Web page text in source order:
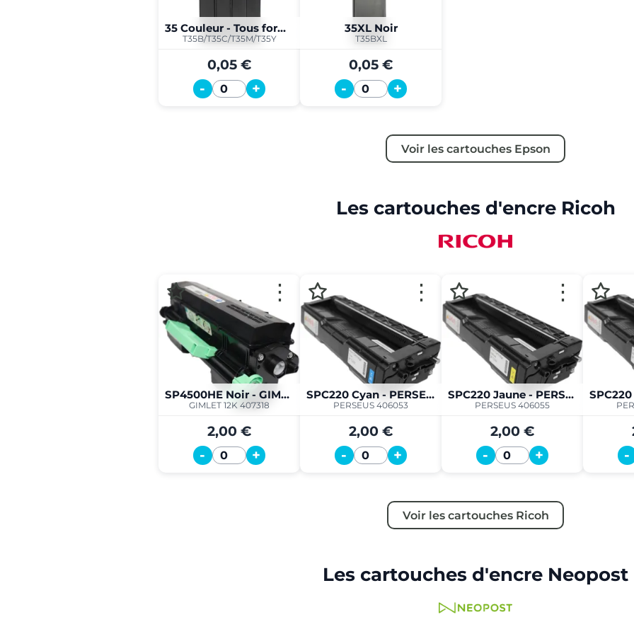
35 Couleur - Tous formats
T35B/T35C/T35M/T35Y
0,05 €
-
Quantité
+
35XL Noir
T35BXL
0,05 €
-
Quantité
+
Voir les cartouches Epson
Les cartouches d'encre Ricoh
⋮
SP4500HE Noir - GIMLET 12K
GIMLET 12K 407318
2,00 €
-
Quantité
+
⋮
SPC220 Cyan - PERSEUS
PERSEUS 406053
2,00 €
-
Quantité
+
⋮
SPC220 Jaune - PERSEUS
PERSEUS 406055
2,00 €
-
Quantité
+
-
Voir les cartouches Ricoh
Les cartouches d'encre Neopost